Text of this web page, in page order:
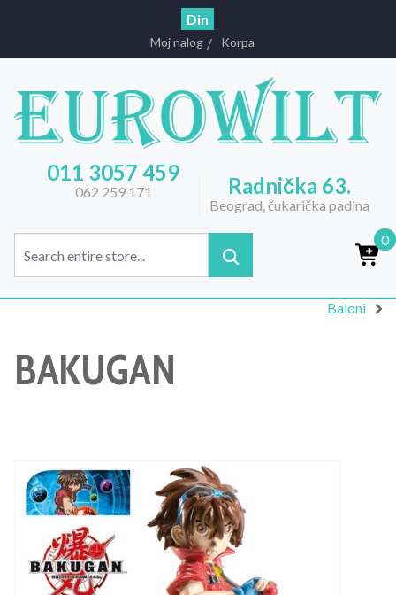
Din
Moj nalog Korpa
011 3057 459
062 259 171 Radnička 63.
Beograd, čukarička padina
0
Baloni
BAKUGAN